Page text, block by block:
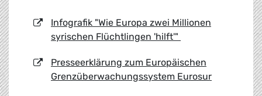
Infografik "Wie Europa zwei Millionen
syrischen Flüchtlingen 'hilft'"
Presseerklärung zum Europäischen
Grenzüberwachungssystem Eurosur